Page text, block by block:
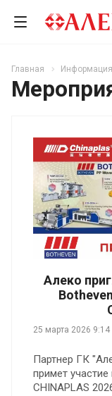
Главная Информация
Алеко
25 марта 2026 9:14
Партнер ГК
примет
CHINAPLAS